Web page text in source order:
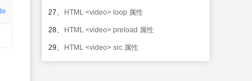
27、 HTML <video> loop 属性
28、 HTML <video> preload 属性
29、 HTML <video> src 属性